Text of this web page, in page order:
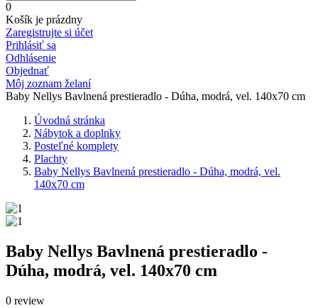
0
Košík je prázdny
Zaregistrujte si účet
Prihlásiť sa
Odhlásenie
Objednať
Môj zoznam želaní
Baby Nellys Bavlnená prestieradlo - Dúha, modrá, vel. 140x70 cm
Úvodná stránka
Nábytok a doplnky
Posteľné komplety
Plachty
Baby Nellys Bavlnená prestieradlo - Dúha, modrá, vel.
140x70 cm
Baby Nellys Bavlnená prestieradlo -
Dúha, modrá, vel. 140x70 cm
0 review